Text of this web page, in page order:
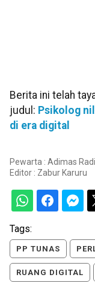
Berita ini telah
judul: Psikolog
di era digital
Pewarta : Adimas
Editor : Zabur Karuru
Tags:
PP TUNAS
RUANG DIGITAL